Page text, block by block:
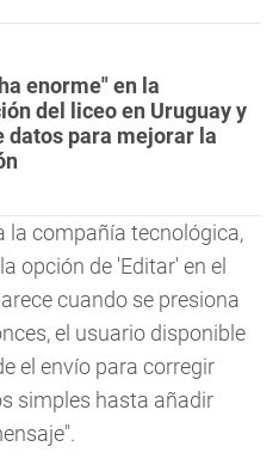
enorme" en la
del liceo en Uruguay y
datos para mejorar la
la compañía tecnológica,
opción de 'Editar' en el
cuando se presiona
el usuario disponible
el envío para corregir
simples hasta añadir